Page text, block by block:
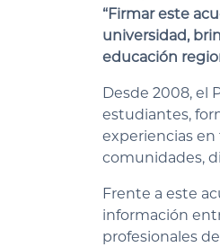
“Firmar este
universidad,
educación
Desde 2008, el
estudiantes,
experiencias
comunidades,
Frente a este
información
profesionales